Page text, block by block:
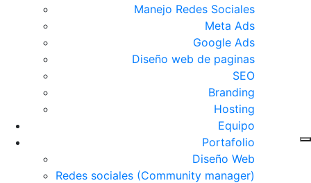
Manejo Redes Sociales
Meta Ads
Google Ads
Diseño web de paginas
SEO
Branding
Hosting
Equipo
Portafolio
Diseño Web
Redes sociales (Community manager)